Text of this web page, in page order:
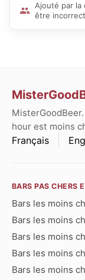
Ajouté par la
être
hour est moins
Français
BARS PAS CHERS
Bars les moins
Bars les moins
Bars les moins
Bars les moins
Bars les moins